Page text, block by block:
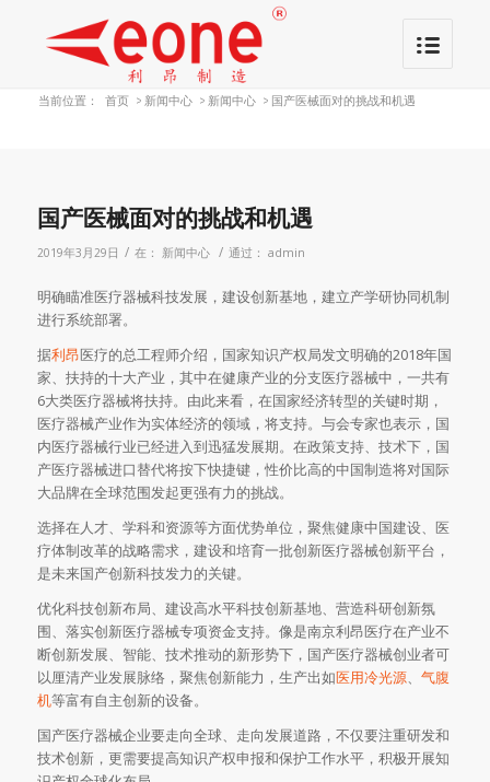
当前位置： 首页 > 新闻中心 > 新闻中心 > 国产医械面对的挑战和机遇
国产医械面对的挑战和机遇
2019年3月29日 / 在： 新闻中心 / 通过： admin
明确瞄准医疗器械科技发展，建设创新基地，建立产学研协同机制
进行系统部署。
据利昂医疗的总工程师介绍，国家知识产权局发文明确的2018年国
家、扶持的十大产业，其中在健康产业的分支医疗器械中，一共有
6大类医疗器械将扶持。由此来看，在国家经济转型的关键时期，
医疗器械产业作为实体经济的领域，将支持。与会专家也表示，国
内医疗器械行业已经进入到迅猛发展期。在政策支持、技术下，国
产医疗器械进口替代将按下快捷键，性价比高的中国制造将对国际
大品牌在全球范围发起更强有力的挑战。
选择在人才、学科和资源等方面优势单位，聚焦健康中国建设、医
疗体制改革的战略需求，建设和培育一批创新医疗器械创新平台，
是未来国产创新科技发力的关键。
优化科技创新布局、建设高水平科技创新基地、营造科研创新氛
围、落实创新医疗器械专项资金支持。像是南京利昂医疗在产业不
断创新发展、智能、技术推动的新形势下，国产医疗器械创业者可
以厘清产业发展脉络，聚焦创新能力，生产出如医用冷光源、 气腹
机等富有自主创新的设备。
国产医疗器械企业要走向全球、走向发展道路，不仅要注重研发和
技术创新，更需要提高知识产权申报和保护工作水平，积极开展知